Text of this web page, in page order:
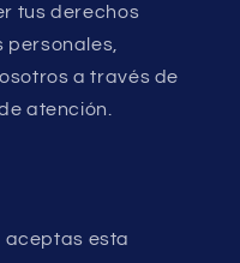
tus derechos
personales,
a través de
atención.
aceptas esta